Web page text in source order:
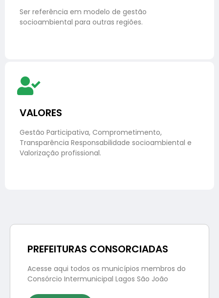
Ser referência em modelo de gestão
socioambiental para outras regiões.
VALORES
Gestão Participativa, Comprometimento,
Transparência Responsabilidade socioambiental e
Valorização profissional.
PREFEITURAS CONSORCIADAS
Acesse aqui todos os municípios membros do
Consórcio Intermunicipal Lagos São João